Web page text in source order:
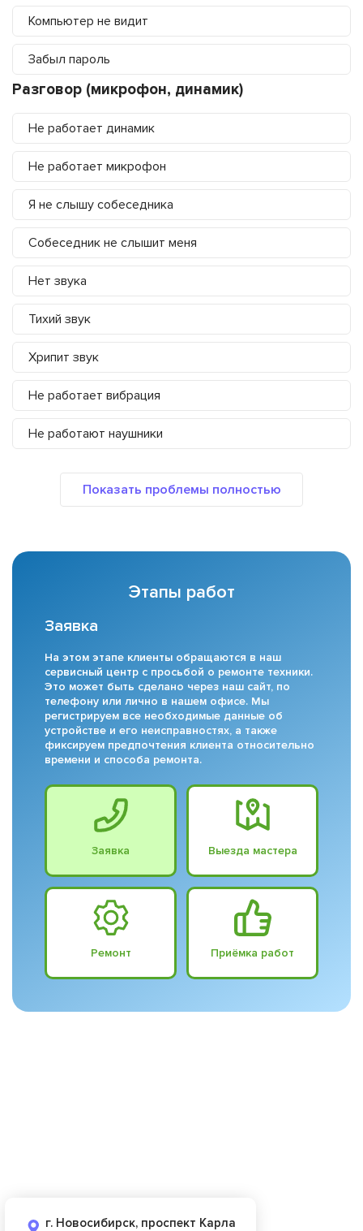
Компьютер не видит
Забыл пароль
Разговор (микрофон, динамик)
Не работает динамик
Не работает микрофон
Я не слышу собеседника
Собеседник не слышит меня
Нет звука
Тихий звук
Хрипит звук
Не работает вибрация
Не работают наушники
Этапы работ
Заявка
На этом этапе клиенты обращаются в наш
сервисный центр с просьбой о ремонте техники.
Это может быть сделано через наш сайт, по
телефону или лично в нашем офисе. Мы
регистрируем все необходимые данные об
устройстве и его неисправностях, а также
фиксируем предпочтения клиента относительно
времени и способа ремонта.
Заявка Выезда мастера
Ремонт Приёмка работ
г. Новосибирск, проспект Карла